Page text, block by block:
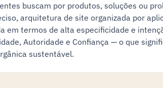
buscam por produtos, soluções ou
arquitetura de site organizada por
em termos de alta especificidade e
Autoridade e Confiança — o que
sustentável.